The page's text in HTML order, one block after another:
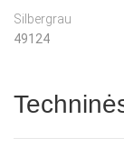
Silbergrau
49124